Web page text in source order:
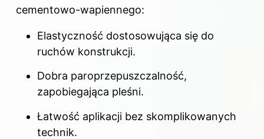
cementowo-wapiennego:
Elastyczność dostosowująca się do
ruchów konstrukcji.
Dobra paroprzepuszczalność,
zapobiegająca pleśni.
Łatwość aplikacji bez skomplikowanych
technik.